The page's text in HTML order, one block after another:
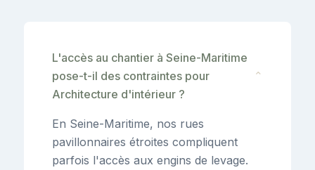
L'accès au chantier à Seine-Maritime
pose-t-il des contraintes pour
Architecture d'intérieur ?
⌄
En Seine-Maritime, nos rues
pavillonnaires étroites compliquent
parfois l'accès aux engins de levage.